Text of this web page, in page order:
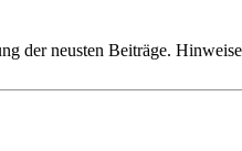
der neusten Beiträge.